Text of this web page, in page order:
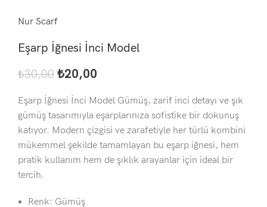
Nur Scarf
Eşarp İğnesi İnci Model
₺30,00 ₺20,00
Eşarp İğnesi İnci Model Gümüş, zarif inci detayı ve şık
gümüş tasarımıyla eşarplarınıza sofistike bir dokunuş
katıyor. Modern çizgisi ve zarafetiyle her türlü kombini
mükemmel şekilde tamamlayan bu eşarp iğnesi, hem
pratik kullanım hem de şıklık arayanlar için ideal bir
tercih.
Renk: Gümüş